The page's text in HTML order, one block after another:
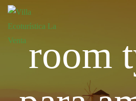
room